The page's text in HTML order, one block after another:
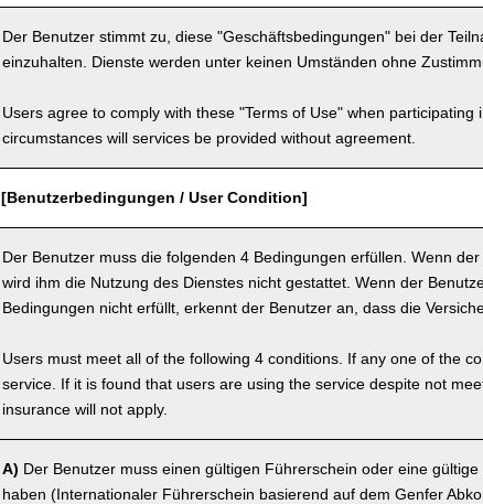
Der Benutzer stimmt zu, diese "Geschäftsbedingungen" bei der
einzuhalten. Dienste werden unter keinen Umständen ohne
Users agree to comply with these "Terms of Use" when
circumstances will services be provided without agreement.
[Benutzerbedingungen / User Condition]
Der Benutzer muss die folgenden 4 Bedingungen erfüllen. Wenn
wird ihm die Nutzung des Dienstes nicht gestattet. Wenn der
Bedingungen nicht erfüllt, erkennt der Benutzer an, dass die
Users must meet all of the following 4 conditions. If any one of the
service. If it is found that users are using the service despite not
insurance will not apply.
A) Der Benutzer muss einen gültigen Führerschein oder eine
haben (Internationaler Führerschein basierend auf dem Genfer